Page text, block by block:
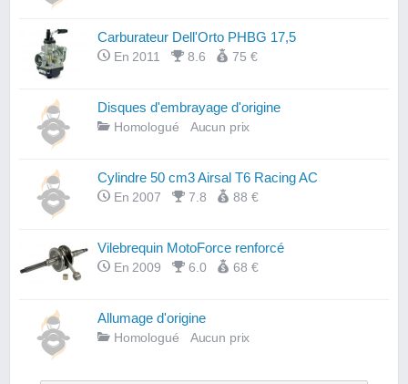
Carburateur Dell'Orto PHBG 17,5
En 2011 8.6 75 €
Disques d'embrayage d'origine
Homologué Aucun prix
Cylindre 50 cm3 Airsal T6 Racing AC
En 2007 7.8 88 €
Vilebrequin MotoForce renforcé
En 2009 6.0 68 €
Allumage d'origine
Homologué Aucun prix